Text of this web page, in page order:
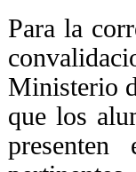
Para la
Ministerio
que los